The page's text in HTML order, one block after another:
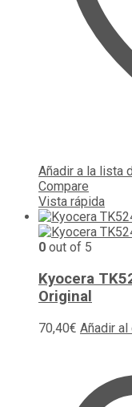
Añadir a la lista
Compare
Vista rápida
0 out of 5
Kyocera
Original
70,40€ Añadir al